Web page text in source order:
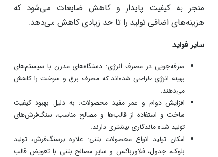
منجر به کیفیت پایدار و کاهش ضایعات می‌شود که
هزینه‌های اضافی تولید را تا حد زیادی کاهش می‌دهد. ​
سایر فواید
صرفه‌جویی در مصرف انرژی: دستگاه‌های مدرن با سیستم‌های
بهینه انرژی طراحی شده‌اند که مصرف برق و سوخت را کاهش
می‌دهند. ​
افزایش دوام و عمر مفید محصولات: به دلیل بهبود کیفیت
ساخت و استفاده از قالب‌ها و مصالح مناسب، سنگ‌فرش‌های
تولید شده ماندگاری بیشتری دارند. ​
امکان تولید انواع محصولات بتنی: علاوه برسنگ‌فرش، تولید
بلوک، جدول، فلاورباکس و سایر مصالح بتنی با تعویض قالب